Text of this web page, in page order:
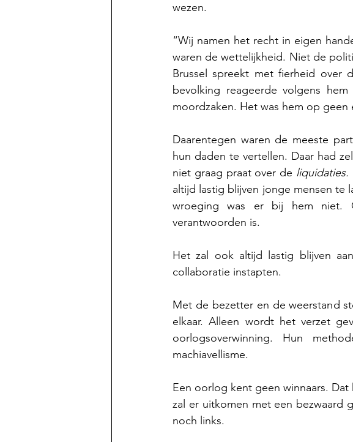
wezen.
“Wij namen het recht in eigen
waren de wettelijkheid. Niet de
Brussel spreekt met fierheid over
bevolking reageerde volgens
moordzaken. Het was hem op
Daarentegen waren de meeste
hun daden te vertellen. Daar had
niet graag praat over de liquidaties.
altijd lastig blijven jonge mensen te
wroeging was er bij hem niet.
verantwoorden is.
Het zal ook altijd lastig blijven
collaboratie instapten.
Met de bezetter en de weerstand
elkaar. Alleen wordt het verzet
oorlogsoverwinning. Hun
machiavellisme.
Een oorlog kent geen winnaars.
zal er uitkomen met een bezwaard
noch links.